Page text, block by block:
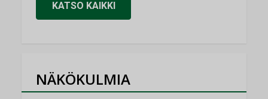
KATSO KAIKKI
NÄKÖKULMIA